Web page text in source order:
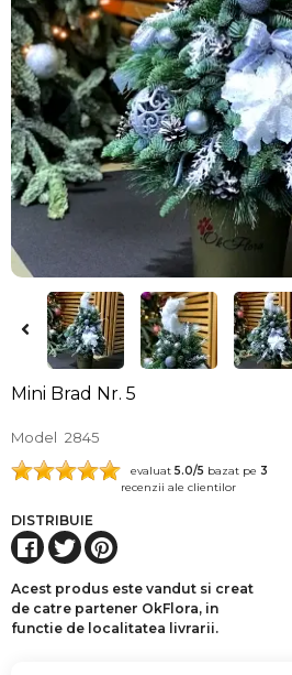
Mini Brad Nr. 5
Model 2845
evaluat 5.0/5 bazat pe 3
recenzii ale clientilor
DISTRIBUIE
Acest produs este vandut si creat
de catre partener OkFlora, in
functie de localitatea livrarii.